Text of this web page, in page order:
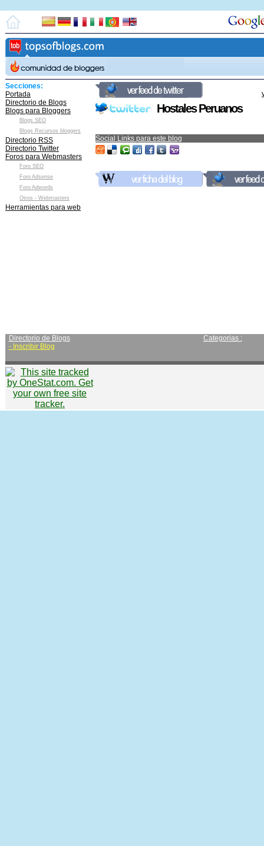
Secciones:
Portada
Directorio de Blogs
Blogs para Bloggers
Blogs SEO
Blogs Recursos bloggers
Directorio RSS
Directorio Twitter
Foros para Webmasters
Foro SEO
Foro Adsense
Foro Adwords
Otros - Webmasters
Herramientas para web
Hostales Peruanos
Social Links para este blog
Directorio de Blogs
- Inscribir Blog
Categorias :